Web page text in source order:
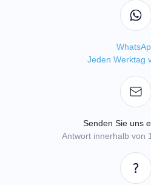
Jeden Werktag
Senden Sie uns
Antwort innerhalb von